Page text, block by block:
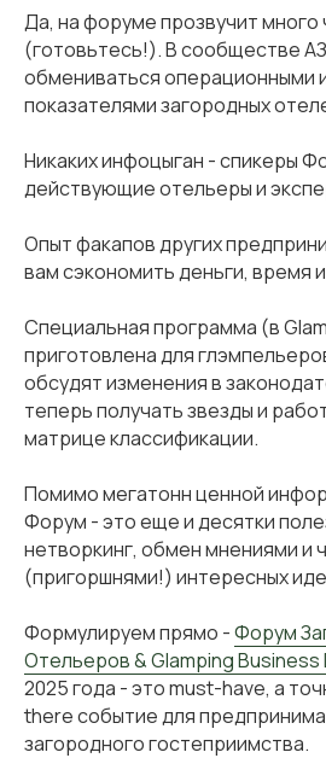
Да, на форуме прозвучит много
(готовьтесь!). В сообществе
обмениваться операционными
показателями загородных
Никаких инфоцыган - спикеры
действующие отельеры и
Опыт факапов других
вам сэкономить деньги, время
Специальная программа (в
приготовлена для
обсудят изменения в
теперь получать звезды и
матрице классификации.
Помимо мегатонн ценной
Форум - это еще и десятки
нетворкинг, обмен мнениями и
(пригоршнями!) интересных
Формулируем прямо -Форум
Отельеров & Glamping Business
2025 года - это must-have, а
there событие для
загородного гостеприимства.